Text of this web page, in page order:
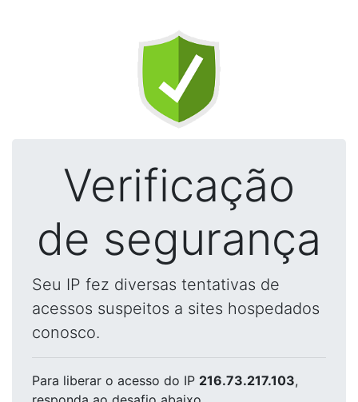
Verificação
de segurança
Seu IP fez diversas tentativas de
acessos suspeitos a sites hospedados
conosco.
Para liberar o acesso do IP 216.73.217.103,